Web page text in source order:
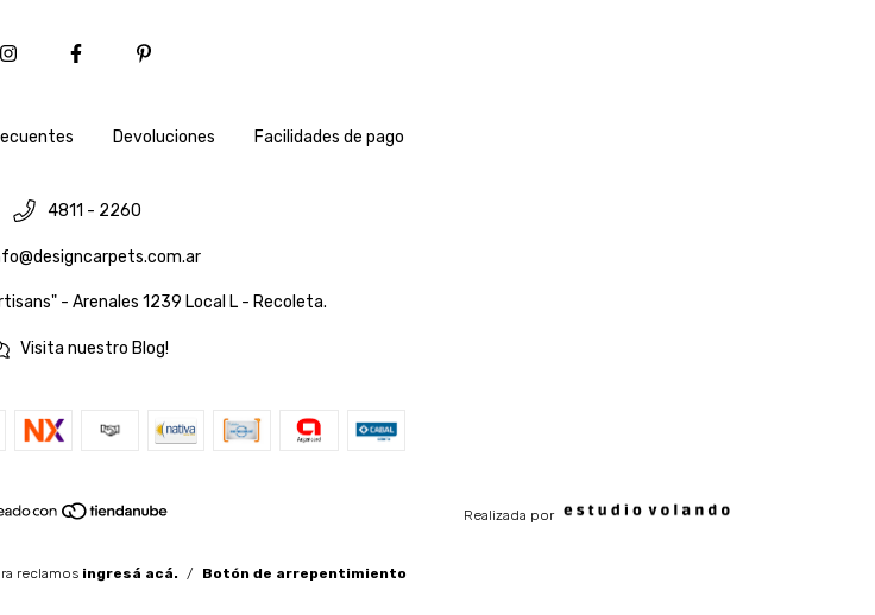
Devoluciones Facilidades de pago
4811 - 2260
- Arenales 1239 Local L - Recoleta.
Visita nuestro Blog!
Realizada por
reclamos ingresá acá. / Botón de arrepentimiento